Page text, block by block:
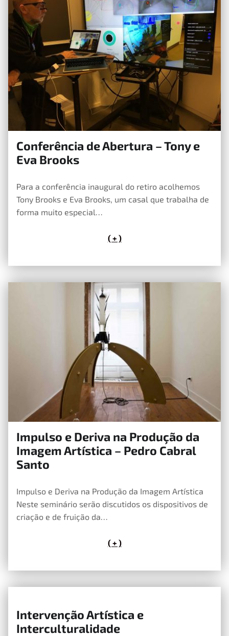
Conferência de Abertura – Tony e
Eva Brooks
Para a conferência inaugural do retiro acolhemos
Tony Brooks e Eva Brooks, um casal que trabalha de
forma muito especial…
( + )
30 de Abril, 2019
Impulso e Deriva na Produção da
Imagem Artística – Pedro Cabral
Santo
Impulso e Deriva na Produção da Imagem Artística
Neste seminário serão discutidos os dispositivos de
criação e de fruição da…
( + )
30 de Abril, 2019
Intervenção Artística e
Interculturalidade
29 de Abril, 2019